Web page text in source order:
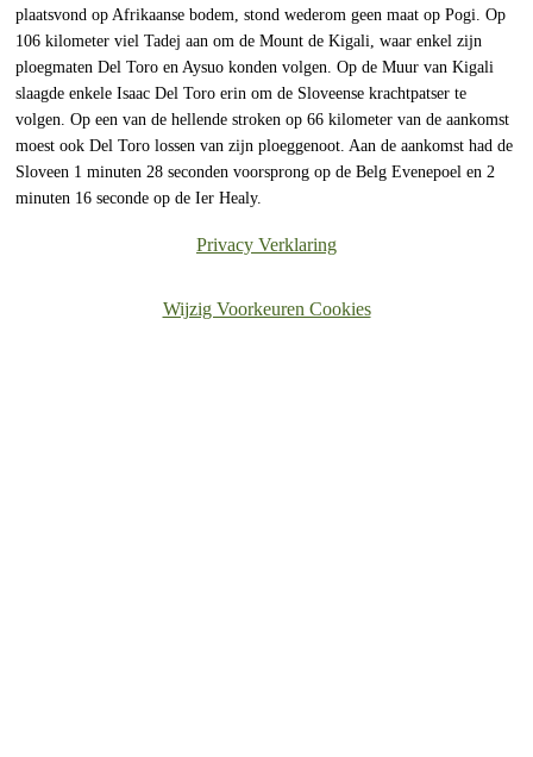
plaatsvond op Afrikaanse bodem, stond wederom geen maat op Pogi. Op
106 kilometer viel Tadej aan om de Mount de Kigali, waar enkel zijn
ploegmaten Del Toro en Aysuo konden volgen. Op de Muur van Kigali
slaagde enkele Isaac Del Toro erin om de Sloveense krachtpatser te
volgen. Op een van de hellende stroken op 66 kilometer van de aankomst
moest ook Del Toro lossen van zijn ploeggenoot. Aan de aankomst had de
Sloveen 1 minuten 28 seconden voorsprong op de Belg Evenepoel en 2
minuten 16 seconde op de Ier Healy.
Privacy Verklaring
Wijzig Voorkeuren Cookies